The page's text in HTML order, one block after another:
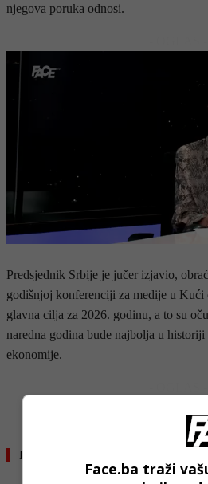
njegova poruka odnosi.
Predsjednik Srbije je jučer izjavio,
godišnjoj konferenciji za medije u Kući
glavna cilja za 2026. godinu, a to su
naredna godina bude najbolja u
ekonomije.
Pročitajte još
Face.ba traži